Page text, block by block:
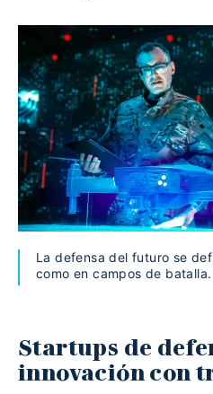
La defensa del futuro se
como en campos de batalla.
Startups de
innovación con